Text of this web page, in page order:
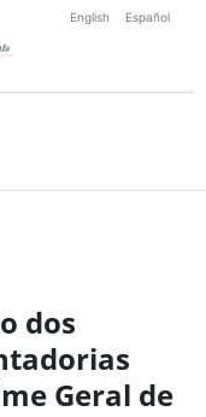
English Español
dos
Geral de